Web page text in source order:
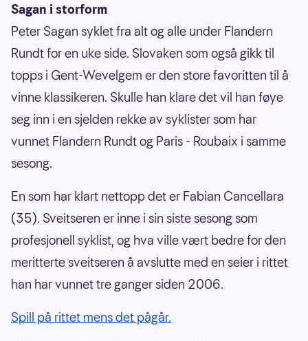
Sagan i storform
Peter Sagan syklet fra alt og alle under Flandern
Rundt for en uke side. Slovaken som også gikk til
topps i Gent-Wevelgem er den store favoritten til å
vinne klassikeren. Skulle han klare det vil han føye
seg inn i en sjelden rekke av syklister som har
vunnet Flandern Rundt og Paris - Roubaix i samme
sesong.
En som har klart nettopp det er Fabian Cancellara
(35). Sveitseren er inne i sin siste sesong som
profesjonell syklist, og hva ville vært bedre for den
meritterte sveitseren å avslutte med en seier i rittet
han har vunnet tre ganger siden 2006.
Spill på rittet mens det pågår.